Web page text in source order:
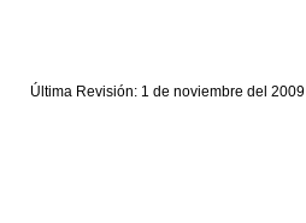
Última Revisión: 1 de noviembre del 2009